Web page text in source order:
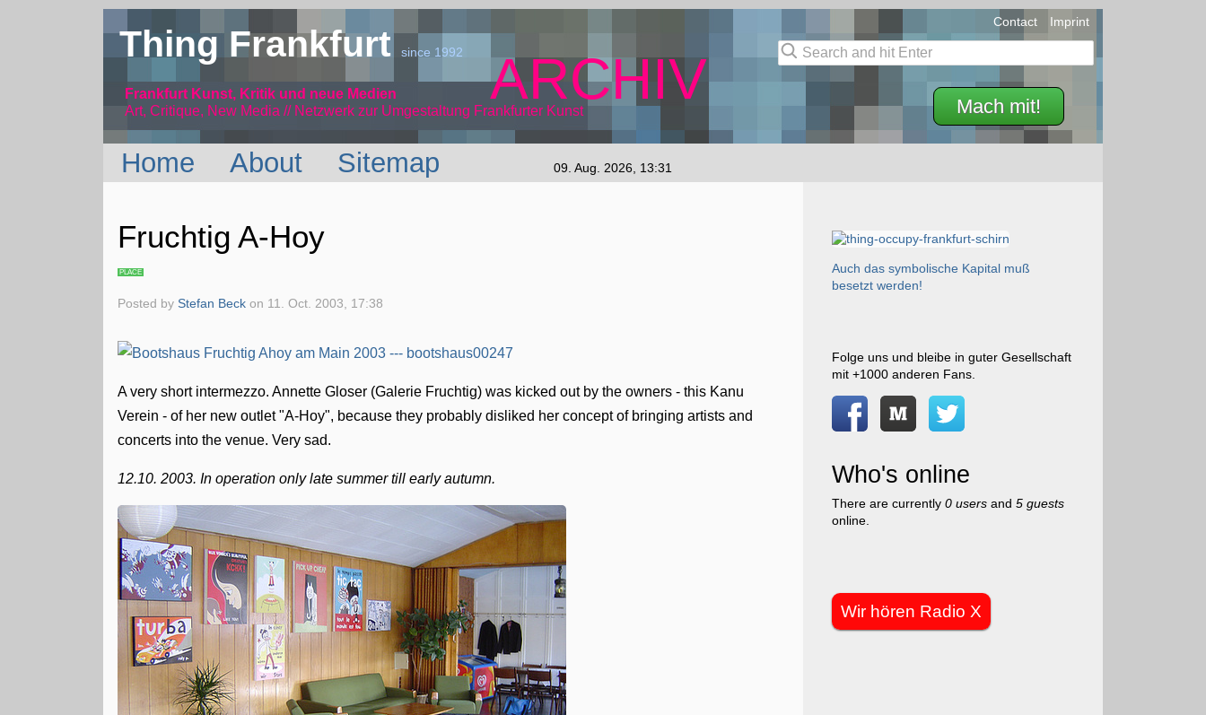
Thing Frankfurtsince 1992
Frankfurt Kunst, Kritik und neue Medien
Art, Critique, New Media // Netzwerk
ARCHIV
zur Umgestaltung Frankfurter Kunst Mach mit!
Contact Imprint
Home About Sitemap 09. Aug. 2026, 13:31
Fruchtig A-Hoy
PLACE
Posted byStefan Beck on 11. Oct. 2003, 17:38
A very short intermezzo. Annette Gloser (Galerie Fruchtig) was kicked out by the owners - this Kanu
Verein - of her new outlet "A-Hoy", because they probably disliked her concept of bringing artists and
concerts into the venue. Very sad.
12.10. 2003. In operation only late summer till early autumn.
Auch das symbolische Kapital muß
besetzt werden!
Folge uns und bleibe in guter Gesellschaft
mit +1000 anderen Fans.
Who's online
There are currently 0 usersand 5 guests
online.
Wir hören Radio X